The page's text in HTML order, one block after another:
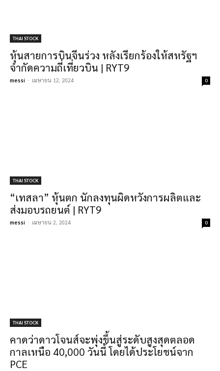
THAI STOCK
หุ้นสายการบินจีนร่วง หลังเรียกร้องให้สหรัฐฯ
จำกัดความถี่เที่ยวบิน | RYT9
messi - เมษายน 12, 2024 0
THAI STOCK
“เทสลา” หุ้นตก นักลงทุนผิดหวังการผลิตและ
ส่งมอบรถยนต์ | RYT9
messi - เมษายน 2, 2024 0
THAI STOCK
คาดว่าดาวโจนส์จะพุ่งขึ้นสู่ระดับสูงสุดตลอด
กาลเหนือ 40,000 วันนี้ โดยได้ประโยชน์จาก
PCE